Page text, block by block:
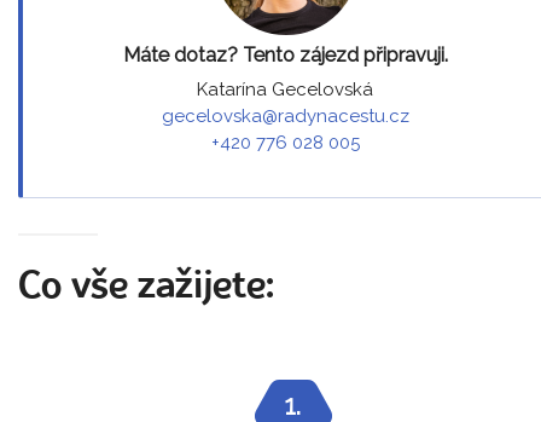
Máte dotaz? Tento zájezd připravuji.
Katarína Gecelovská
gecelovska@radynacestu.cz
+420 776 028 005
Co vše zažijete:
1.